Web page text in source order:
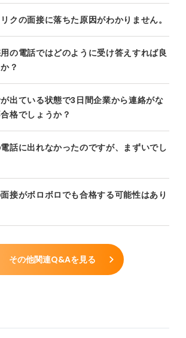
クの面接に落ちた原因がわかりません。
の電話ではどのように受け答えすれば良
？
出ている状態で3日間企業から連絡がな
格でしょうか？
話に出れなかったのですが、まずいでし
接がボロボロでも合格する可能性はあり
その他関連Q&Aを見る